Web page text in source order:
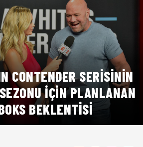
CONTENDER SERISININ
İÇIN PLANLANAN
BEKLENTISI